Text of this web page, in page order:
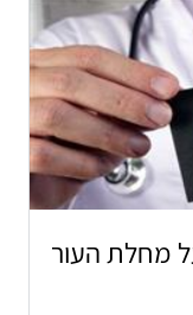
מחלת העור